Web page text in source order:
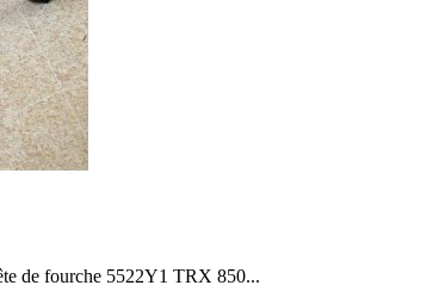
de fourche 5522Y1 TRX 850...